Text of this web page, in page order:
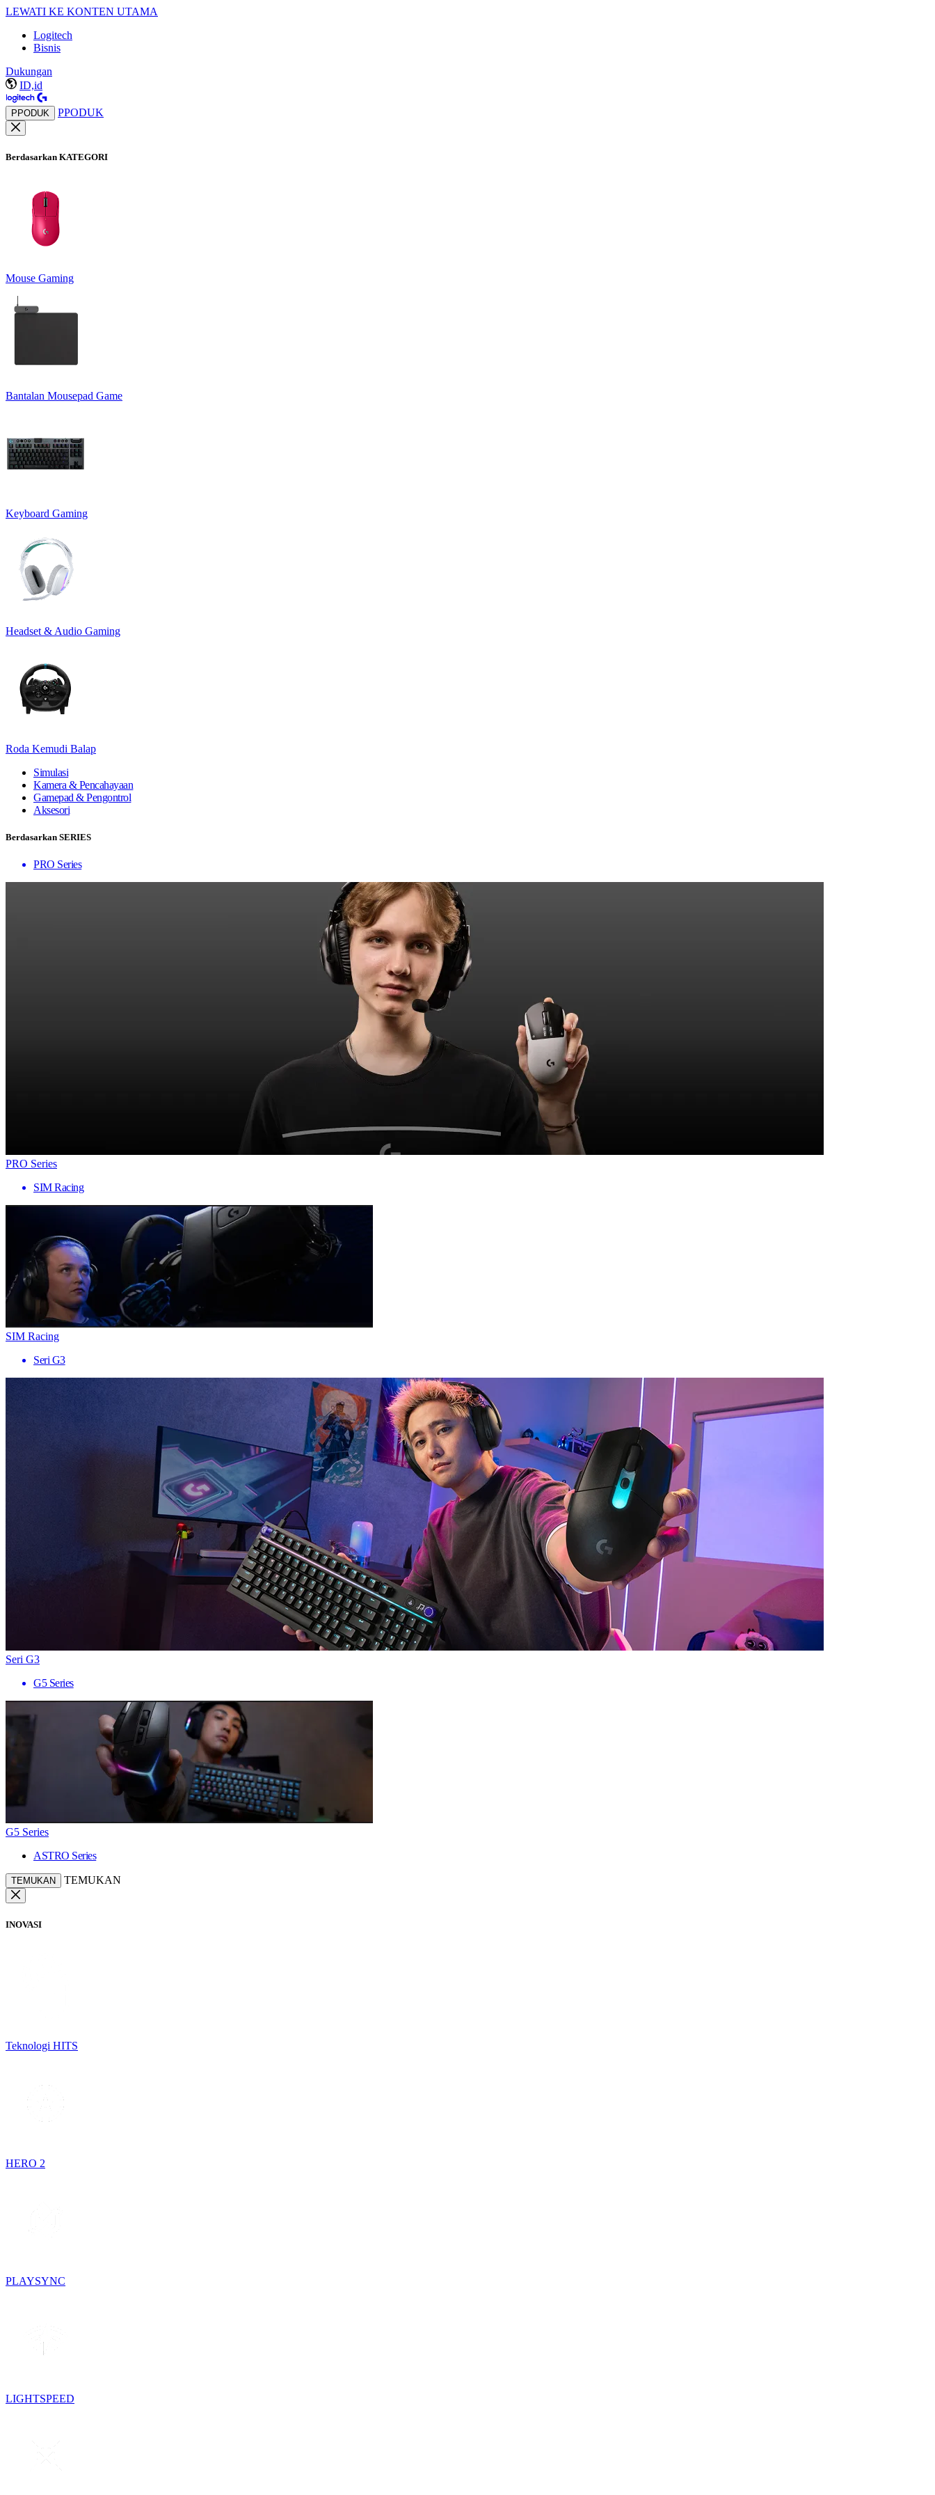
LEWATI KE KONTEN UTAMA
Logitech
Bisnis
Dukungan
ID,id
PPODUK PPODUK
Berdasarkan KATEGORI
Mouse Gaming
Bantalan Mousepad Game
Keyboard Gaming
Headset & Audio Gaming
Roda Kemudi Balap
Simulasi
Kamera & Pencahayaan
Gamepad & Pengontrol
Aksesori
Berdasarkan SERIES
PRO Series
PRO Series
SIM Racing
SIM Racing
Seri G3
Seri G3
G5 Series
G5 Series
ASTRO Series
TEMUKAN TEMUKAN
INOVASI
Teknologi HITS
HERO 2
PLAYSYNC
LIGHTSPEED